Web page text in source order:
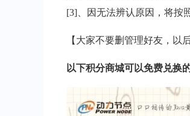
[3]、因无法辨认原因，将按
【大家不要删管理好友，
以下积分商城可以免费兑换